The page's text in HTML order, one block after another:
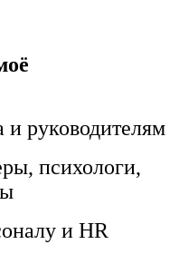
руководителям
психологи,
и HR